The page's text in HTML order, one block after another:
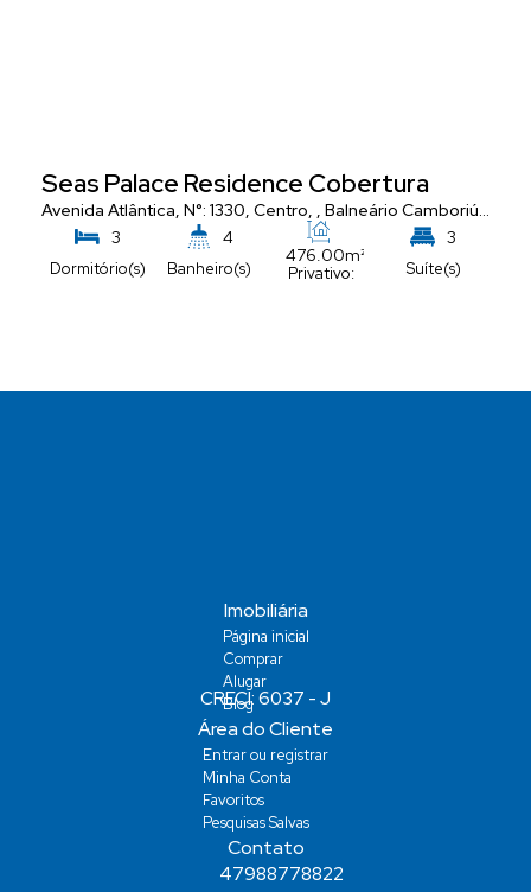
Seas Palace Residence Cobertura
Avenida Atlântica, N°: 1330, Centro , Balneário Camboriú,
3
Dormitório(s)
4
Banheiro(s) Privativo:
476.00m²
3
Suíte(s)
Imobiliária
Página inicial
Comprar
Alugar
Blog
Área do Cliente
Entrar ou registrar
Minha Conta
Favoritos
Pesquisas Salvas
Contato
47988778822